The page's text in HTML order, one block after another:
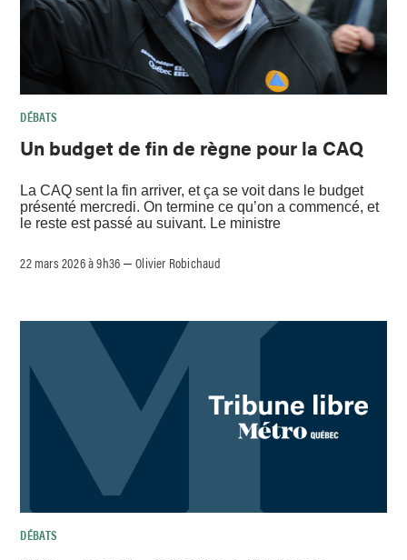
DÉBATS
Un budget de fin de règne pour la CAQ
La CAQ sent la fin arriver, et ça se voit dans le budget
présenté mercredi. On termine ce qu’on a commencé, et
le reste est passé au suivant. Le ministre
22 mars 2026 à 9h36 –Olivier Robichaud
DÉBATS